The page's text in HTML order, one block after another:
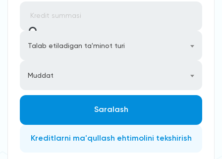
Talab etiladigan ta'minot turi
Muddat
Saralash
Kreditlarni ma'qullash ehtimolini tekshirish